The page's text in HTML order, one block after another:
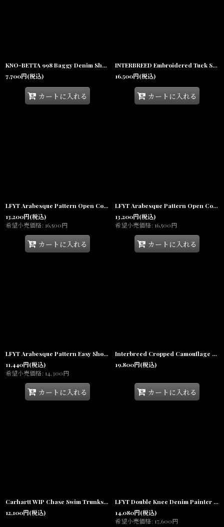
KNO-BETTA 998 Baggy Denim Shorts Dark Blue デニム ショーツ ハーフパンツ
7,700円(税込)
カートに入れる
INTERBREED Embroidered Tuck Shorts タック ショーツ ネイビー 刺繍 ハーフパンツ
16,500円(税込)
カートに入れる
LFYT Arabesque Pattern Open Collar Shirt Navy 半袖 開襟シャツ
13,200円(税込)
希望小売価格: 16,500円
カートに入れる
LFYT Arabesque Pattern Open Collar Shirt 半袖 開襟シャツ
13,200円(税込)
希望小売価格: 16,500円
カートに入れる
LFYT Arabesque Pattern Easy Shorts イージーショーツ ハーフパンツ
11,440円(税込)
希望小売価格: 14,300円
カートに入れる
Interbreed Cropped Camouflage Shorts Desert Camo カモフラージュ カーゴ ショーツ 8分丈 パンツ
19,800円(税込)
カートに入れる
Carhartt WIP Chase Swim Trunks Black Gold チェイス スイムトランクス 水陸両用 ショートパンツ
12,100円(税込)
LFYT Double Knee Denim Painter Shorts ダブルニー デニム ペインター ショーツ ハーフパンツ LFYT Lafayette
14,080円(税込)
希望小売価格: 17,600円